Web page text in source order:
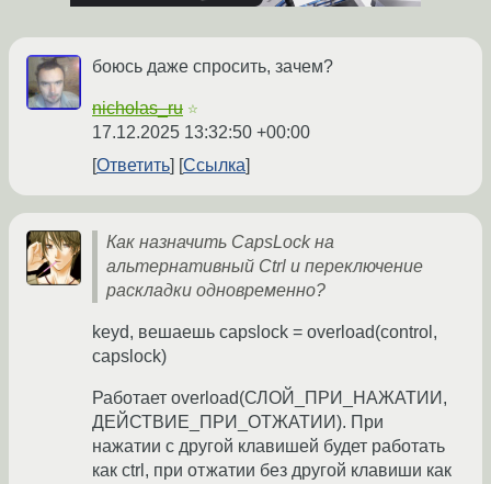
боюсь даже спросить, зачем?
nicholas_ru ☆
17.12.2025 13:32:50 +00:00
Ответить
Ссылка
Как назначить CapsLock на
альтернативный Ctrl и переключение
раскладки одновременно?
keyd, вешаешь capslock = overload(control,
capslock)
Работает overload(СЛОЙ_ПРИ_НАЖАТИИ,
ДЕЙСТВИЕ_ПРИ_ОТЖАТИИ). При
нажатии с другой клавишей будет работать
как ctrl, при отжатии без другой клавиши как